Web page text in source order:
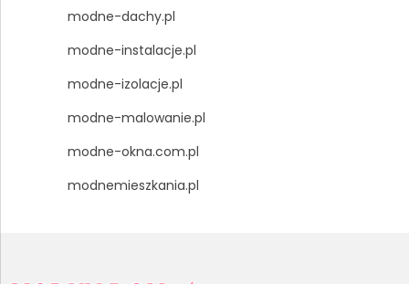
modne-dachy.pl
modne-instalacje.pl
modne-izolacje.pl
modne-malowanie.pl
modne-okna.com.pl
modnemieszkania.pl